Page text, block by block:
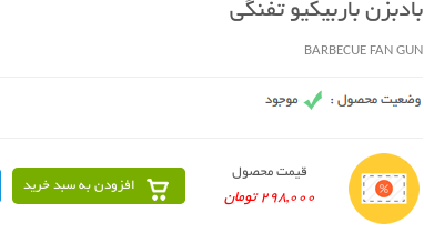
بادبزن باربیکیو تفنگی
BARBECUE FAN GUN
قیمت محصول
298,000 تومان
افزودن به سبد خرید